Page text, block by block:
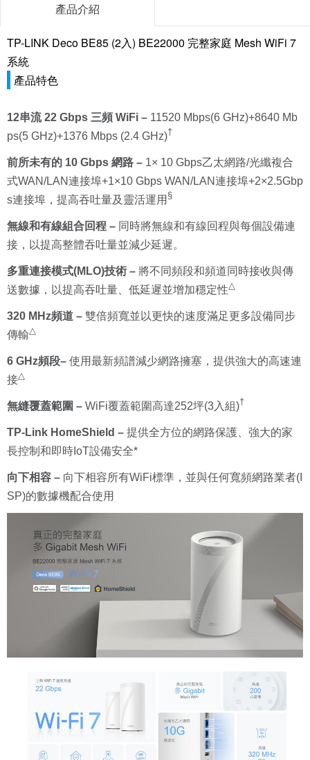
產品介紹
TP-LINK Deco BE85 (2入) BE22000 完整家庭 Mesh WiFi 7
系統
產品特色
12串流 22 Gbps 三頻 WiFi – 11520 Mbps(6 GHz)+8640 Mb
ps(5 GHz)+1376 Mbps (2.4 GHz)†
前所未有的 10 Gbps 網路 – 1× 10 Gbps乙太網路/光纖複合
式WAN/LAN連接埠+1×10 Gbps WAN/LAN連接埠+2×2.5Gbp
s連接埠，提高吞吐量及靈活運用 §
無線和有線組合回程 – 同時將無線和有線回程與每個設備連
接，以提高整體吞吐量並減少延遲。
多重連接模式(MLO)技術 – 將不同頻段和頻道同時接收與傳
送數據，以提高吞吐量、低延遲並增加穩定性△
320 M Hz頻道 – 雙倍頻寬並以更快的速度滿足更多設備同步
傳輸△
6 GHz頻段– 使用最新頻譜減少網路擁塞，提供強大的高速連
接△
無縫覆蓋範圍 – WiFi覆蓋範圍高達252坪(3入組)†
TP-Link HomeShield – 提供全方位的網路保護、強大的家
長控制和即時IoT設備安全*
向下相容 – 向下相容所有WiFi標準，並與任何寬頻網路業者(I
SP)的數據機配合使用